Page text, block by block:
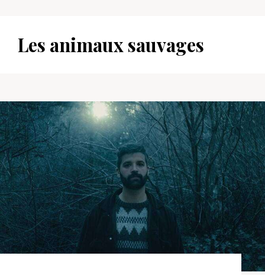
Les animaux sauvages